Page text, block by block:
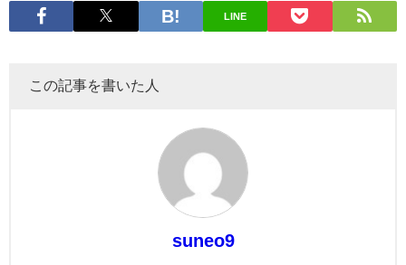
LINE
この記事を書いた人
suneo9